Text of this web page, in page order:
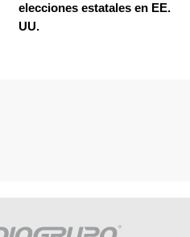
elecciones estatales en EE.
UU.